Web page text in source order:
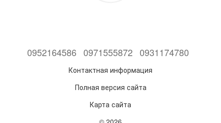
0952164586 0971555872 0931174780
Контактная информация
Полная версия сайта
Карта сайта